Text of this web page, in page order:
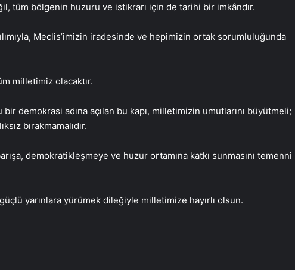
tüm bölgenin huzuru ve istikrarı için de tarihi bir imkândır.
Meclis’imizin iradesinde ve hepimizin ortak sorumluluğunda
milletimiz olacaktır.
demokrasi adına açılan bu kapı, milletimizin umutlarını büyütmeli;
bırakmamalıdır.
demokratikleşmeye ve huzur ortamına katkı sunmasını temenni
yarınlara yürümek dileğiyle milletimize hayırlı olsun.